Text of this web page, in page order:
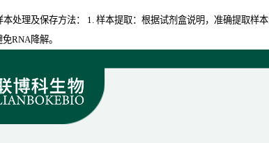
本处理及保存方法： 1. 样本提取：根据试剂盒说明，准确提取
RNA降解。